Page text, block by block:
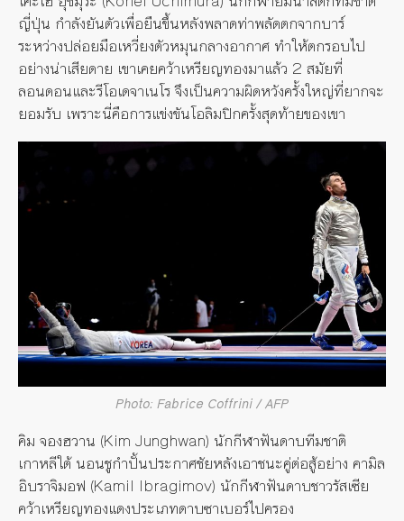
ญี่ปุ่น กำลังยันตัวเพื่อยืนขึ้นหลังพลาดท่าพลัดตกจากบาร์
ระหว่างปล่อยมือเหวี่ยงตัวหมุนกลางอากาศ ทำให้ตกรอบไป
อย่างน่าเสียดาย เขาเคยคว้าเหรียญทองมาแล้ว 2 สมัยที่
ลอนดอนและรีโอเดจาเนโร จึงเป็นความผิดหวังครั้งใหญ่ที่ยากจะ
ยอมรับ เพราะนี่คือการแข่งขันโอลิมปิกครั้งสุดท้ายของเขา
Photo: Fabrice Coffrini / AFP
คิม จองฮวาน (Kim Junghwan) นักกีฬาฟันดาบทีมชาติ
เกาหลีใต้ นอนชูกำปั้นประกาศชัยหลังเอาชนะคู่ต่อสู้อย่าง คามิล
อิบราจิมอฟ (Kamil Ibragimov) นักกีฬาฟันดาบชาวรัสเซีย
คว้าเหรียญทองแดงประเภทดาบซาเบอร์ไปครอง